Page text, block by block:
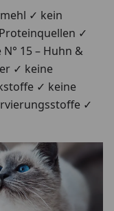
✓ kein
✓
15 – Huhn &
✓ keine
✓ keine
✓